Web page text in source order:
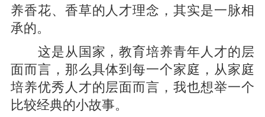
养香花、香草的人才理念，其实是一脉相
承的。
这是从国家，教育培养青年人才的层
面而言，那么具体到每一个家庭，从家庭
培养优秀人才的层面而言，我也想举一个
比较经典的小故事。